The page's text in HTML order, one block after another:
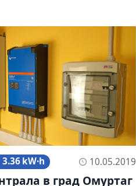
10.05.2019
3.36 kW·h
в град Омуртаг